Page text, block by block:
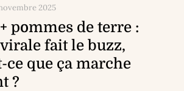
2025
pommes de terre :
virale fait le buzz,
ce que ça marche
?